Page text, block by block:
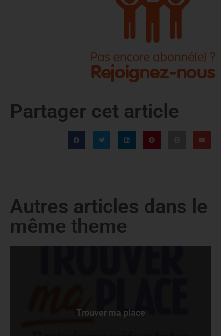
Partager cet article
Autres articles dans le
même theme
Trouver ma place